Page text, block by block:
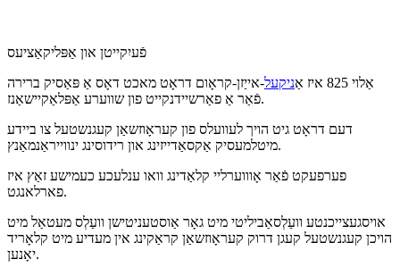
פֿעיִקייטן און אַפּליקאַציעס
אַלוי 825 איז אַ
ניקעל-אייַזן-קראָום דראָט מאכט דאָס אַ פּאַסיק ברירה
פֿאַר אַ פאַרשיידנקייט פון שווערע אַפּלאַקיישאַנז.
דעם דראָט גיט הויך לעוועלס פון קעראָוזשאַן קעגנשטעל צו ביידע
מיטלמעסיק אַקסאַדייזינג און רידוסינג ינווייראַנמאַנץ.
פערפעקט פֿאַר אָוווערליי קלאַדינג וואו ענלעכע כעמישע זאַץ איז
פארלאנגט.
אויסגעצייכנטע וועַלְסאַביליטי מיט גאָר אַוסטעניטישן וועַלְס מעטאַל מיט
הויכן קעגנשטעל קעגן דרוק קעראָוזשאַן קראַקינג אין מעדיע מיט קלאָריד
יאָנען.